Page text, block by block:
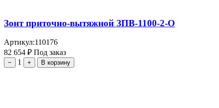
Зонт приточно-вытяжной ЗПВ-1100-2-О
Артикул:110176
82 654 ₽ Под заказ
− 1 + В корзину